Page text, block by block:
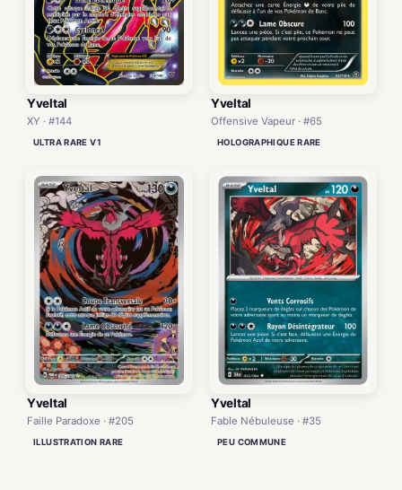
Yveltal
XY · #144
ULTRA RARE V1
Yveltal
Offensive Vapeur · #65
HOLOGRAPHIQUE RARE
Yveltal
Faille Paradoxe · #205
ILLUSTRATION RARE
Yveltal
Fable Nébuleuse · #35
PEU COMMUNE